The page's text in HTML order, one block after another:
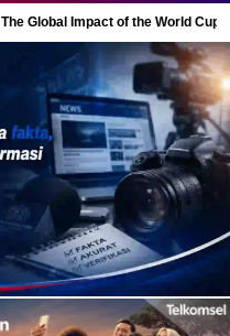
Global Impact of the World Cup